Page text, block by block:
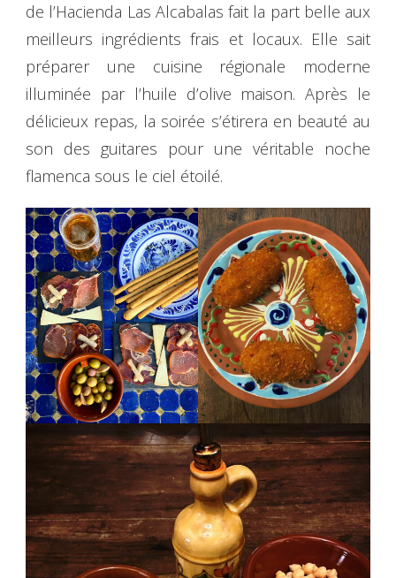
de l’Hacienda Las Alcabalas fait la part belle aux
meilleurs ingrédients frais et locaux. Elle sait
préparer une cuisine régionale moderne
illuminée par l’huile d’olive maison. Après le
délicieux repas, la soirée s’étirera en beauté au
son des guitares pour une véritable noche
flamenca sous le ciel étoilé.